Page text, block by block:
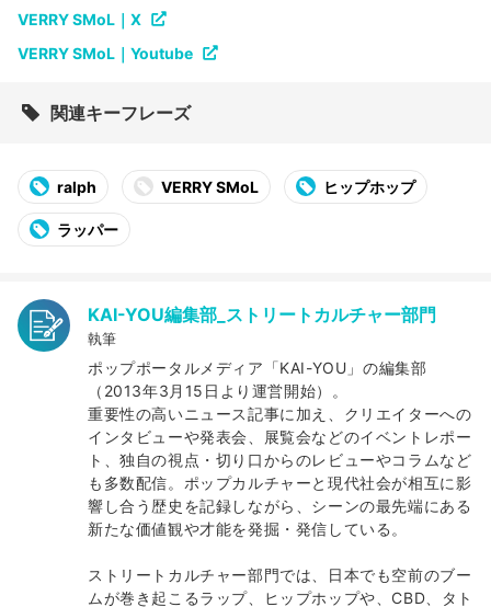
VERRY SMoL｜X
VERRY SMoL｜Youtube
関連キーフレーズ
ralph VERRY SMoL ヒップホップ
ラッパー
KAI-YOU編集部_ストリートカルチャー部門
執筆
ポップポータルメディア「KAI-YOU」の編集部
（2013年3月15日より運営開始）。
重要性の高いニュース記事に加え、クリエイターへの
インタビューや発表会、展覧会などのイベントレポー
ト、独自の視点・切り口からのレビューやコラムなど
も多数配信。ポップカルチャーと現代社会が相互に影
響し合う歴史を記録しながら、シーンの最先端にある
新たな価値観や才能を発掘・発信している。
ストリートカルチャー部門では、日本でも空前のブー
ムが巻き起こるラップ、ヒップホップや、CBD、タト